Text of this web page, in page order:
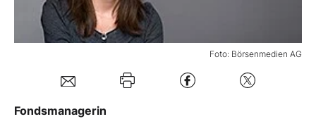
Mein B:O
Mein Konto
Folgen Sie uns
Foto: Börsenmedien AG
Fondsmanagerin